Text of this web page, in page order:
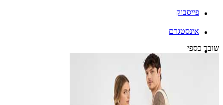
פייסבוק
אינסטגרם
שובר כספי